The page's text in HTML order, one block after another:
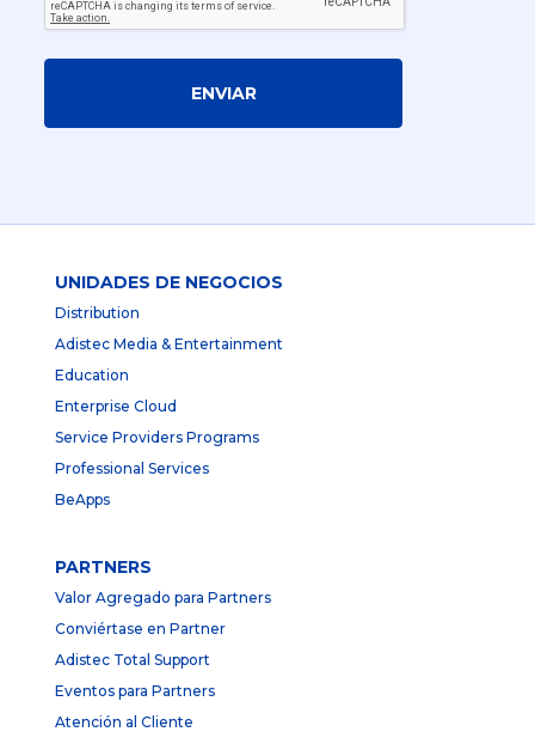
ENVIAR
UNIDADES DE NEGOCIOS
Distribution
Adistec Media & Entertainment
Education
Enterprise Cloud
Service Providers Programs
Professional Services
BeApps
PARTNERS
Valor Agregado para Partners
Conviértase en Partner
Adistec Total Support
Eventos para Partners
Atención al Cliente